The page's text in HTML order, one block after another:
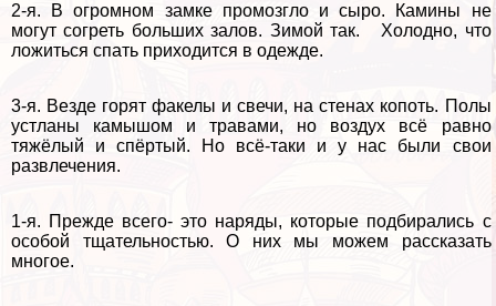
2-я. В огромном замке промозгло и сыро. Камины не
могут согреть больших залов. Зимой так. Холодно, что
ложиться спать приходится в одежде.
3-я. Везде горят факелы и свечи, на стенах копоть. Полы
устланы камышом и травами, но воздух всё равно
тяжёлый и спёртый. Но всё-таки и у нас были свои
развлечения.
1-я. Прежде всего- это наряды, которые подбирались с
особой тщательностью. О них мы можем рассказать
многое.